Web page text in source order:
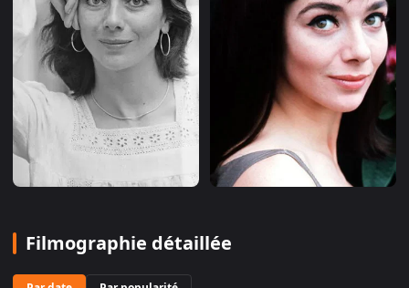
Filmographie détaillée